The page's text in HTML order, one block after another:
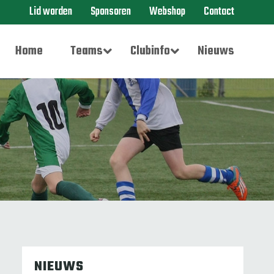
Lid worden Sponsoren Webshop Contact
Home Teams Clubinfo Nieuws
NIEUWS